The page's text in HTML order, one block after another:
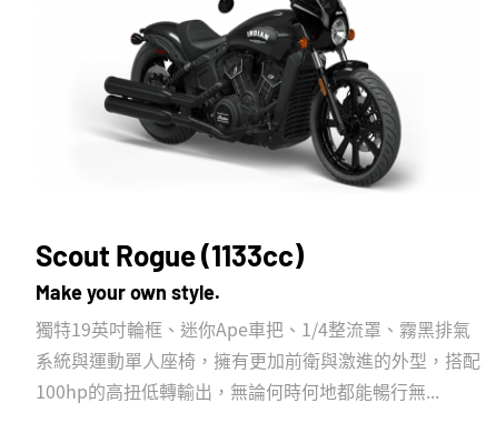
Scout Rogue (1133cc)
Make your own style.
獨特19英吋輪框、迷你Ape車把、1/4整流罩、霧黑排氣
系統與運動單人座椅，擁有更加前衛與激進的外型，搭配
100hp的高扭低轉輸出，無論何時何地都能暢行無...